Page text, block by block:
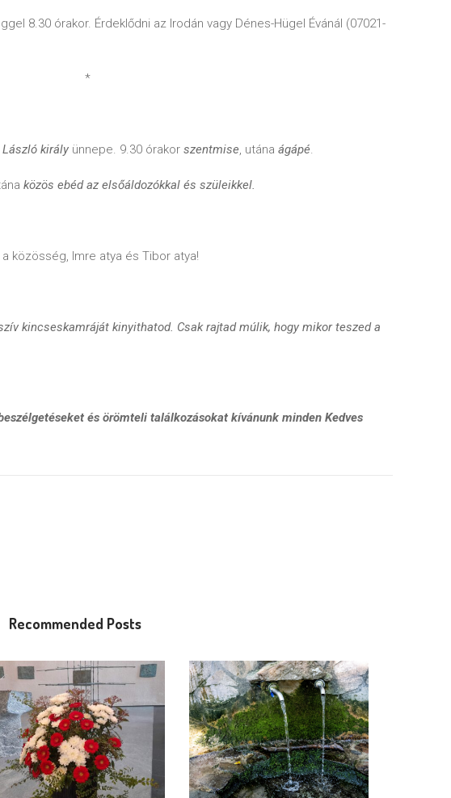
8.30 órakor. Érdeklődni az Irodán vagy Dénes-Hügel Évánál (07021-
*
László király ünnepe. 9.30 órakor szentmise, utána ágápé.
közös ebéd az elsőáldozókkal és szüleikkel.
közösség, Imre atya és Tibor atya!
kincseskamráját kinyithatod. Csak rajtad múlik, hogy mikor teszed a
és örömteli találkozásokat kívánunk minden Kedves
Recommended Posts